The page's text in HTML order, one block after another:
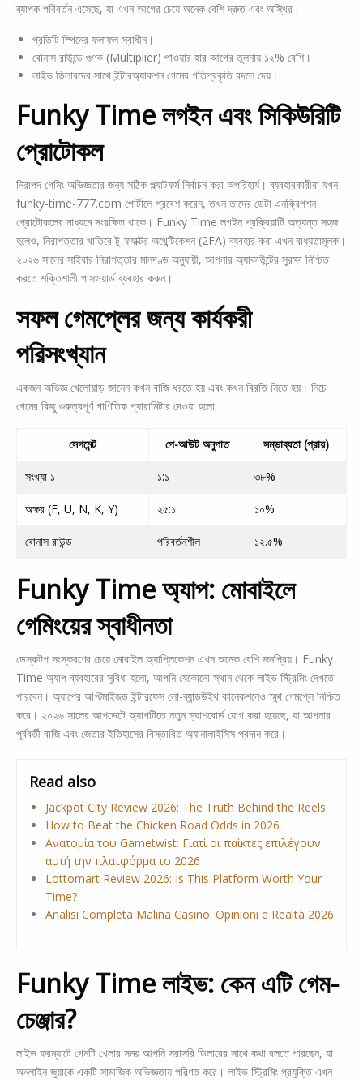
ব্যাপক পরিবর্তন এসেছে, যা এখন আগের চেয়ে অনেক বেশি দ্রুত এবং অস্থির।
প্রতিটি স্পিনের ফলাফল স্বাধীন।
বোনাস রাউন্ডে গুণক (Multiplier) পাওয়ার হার আগের তুলনায় ১২% বেশি।
লাইভ ডিলারদের সাথে ইন্টারঅ্যাকশন গেমের গতিপ্রকৃতি বদলে দেয়।
Funky Time লগইন এবং সিকিউরিটি
প্রোটোকল
নিরাপদ গেমিং অভিজ্ঞতার জন্য সঠিক প্ল্যাটফর্ম নির্বাচন করা অপরিহার্য। ব্যবহারকারীরা যখন
funky-time-777.com পোর্টালে প্রবেশ করেন, তখন তাদের ডেটা এনক্রিপশন
প্রোটোকলের মাধ্যমে সংরক্ষিত থাকে। Funky Time লগইন প্রক্রিয়াটি অত্যন্ত সহজ
হলেও, নিরাপত্তার খাতিরে টু-ফ্যাক্টর অথেন্টিকেশন (2FA) ব্যবহার করা এখন বাধ্যতামূলক।
২০২৬ সালের সাইবার নিরাপত্তার মানদণ্ড অনুযায়ী, আপনার অ্যাকাউন্টের সুরক্ষা নিশ্চিত
করতে শক্তিশালী পাসওয়ার্ড ব্যবহার করুন।
সফল গেমপ্লের জন্য কার্যকরী
পরিসংখ্যান
একজন অভিজ্ঞ খেলোয়াড় জানেন কখন বাজি ধরতে হয় এবং কখন বিরতি নিতে হয়। নিচে
গেমের কিছু গুরুত্বপূর্ণ গাণিতিক প্যারামিটার দেওয়া হলো:
সেগমেন্ট পে-আউট অনুপাত সম্ভাব্যতা (প্রায়)
সংখ্যা ১ ১:১ ৩৮%
অক্ষর (F, U, N, K, Y) ২৫:১ ১০%
বোনাস রাউন্ড পরিবর্তনশীল ১২.৫%
Funky Time অ্যাপ: মোবাইলে
গেমিংয়ের স্বাধীনতা
ডেস্কটপ সংস্করণের চেয়ে মোবাইল অ্যাপ্লিকেশন এখন অনেক বেশি জনপ্রিয়। Funky
Time অ্যাপ ব্যবহারের সুবিধা হলো, আপনি যেকোনো স্থান থেকে লাইভ স্ট্রিমিং দেখতে
পারবেন। অ্যাপের অপ্টিমাইজড ইন্টারফেস লো-ব্যান্ডউইথ কানেকশনেও স্মুথ গেমপ্লে নিশ্চিত
করে। ২০২৬ সালের আপডেটে অ্যাপটিতে নতুন ড্যাশবোর্ড যোগ করা হয়েছে, যা আপনার
পূর্ববর্তী বাজি এবং জেতার ইতিহাসের বিস্তারিত অ্যানালাইসিস প্রদান করে।
Read also
Jackpot City Review 2026: The Truth Behind the Reels
How to Beat the Chicken Road Odds in 2026
Ανατομία του Gametwist: Γιατί οι παίκτες επιλέγουν
αυτή την πλατφόρμα το 2026
Lottomart Review 2026: Is This Platform Worth Your
Time?
Analisi Completa Malina Casino: Opinioni e Realtà 2026
Funky Time লাইভ: কেন এটি গেম-
চেঞ্জার?
লাইভ ফরম্যাটে গেমটি খেলার সময় আপনি সরাসরি ডিলারের সাথে কথা বলতে পারছেন, যা
অনলাইন জুয়াকে একটি সামাজিক অভিজ্ঞতায় পরিণত করে। লাইভ স্ট্রিমিং প্রযুক্তি এখন